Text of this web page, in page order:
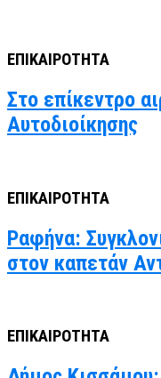
ΕΠΙΚΑΙΡΟΤΗΤΑ
Στο επίκεντρο
Αυτοδιοίκησης
ΕΠΙΚΑΙΡΟΤΗΤΑ
Ραφήνα:
στον καπετάν
ΕΠΙΚΑΙΡΟΤΗΤΑ